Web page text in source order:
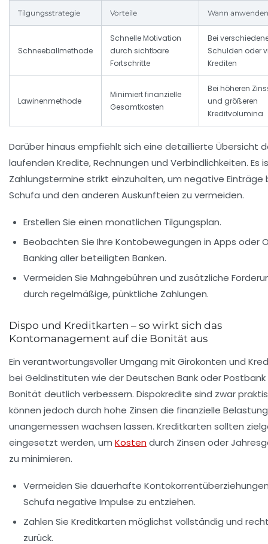
Tilgungsstrategie Vorteile Wann anwenden
Schneeballmethode
Schnelle Motivation
durch sichtbare
Fortschritte
Bei
Schulden oder
Krediten
Lawinenmethode
Minimiert finanzielle
Gesamtkosten
Bei höheren
und größeren
Kreditvolumina
Darüber hinaus empfiehlt sich eine detaillierte Übersicht
laufenden Kredite, Rechnungen und Verbindlichkeiten. Es
Zahlungstermine strikt einzuhalten, um negative Einträge
Schufa und den anderen Auskunfteien zu vermeiden.
Erstellen Sie einen monatlichen Tilgungsplan.
Beobachten Sie Ihre Kontobewegungen in Apps oder
Banking aller beteiligten Banken.
Vermeiden Sie Mahngebühren und zusätzliche
durch regelmäßige, pünktliche Zahlungen.
Dispo und Kreditkarten – so wirkt sich das
Kontomanagement auf die Bonität aus
Ein verantwortungsvoller Umgang mit Girokonten und
bei Geldinstituten wie der Deutschen Bank oder Postbank
Bonität deutlich verbessern. Dispokredite sind zwar
können jedoch durch hohe Zinsen die finanzielle Belastung
unangemessen wachsen lassen. Kreditkarten sollten
eingesetzt werden, um Kostendurch Zinsen oder
zu minimieren.
Vermeiden Sie dauerhafte
Schufa negative Impulse zu entziehen.
Zahlen Sie Kreditkarten möglichst vollständig und
zurück.